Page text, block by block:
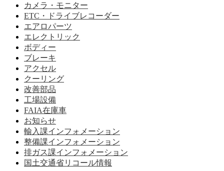
カメラ・モニター
ETC・ドライブレコーダー
エアロパーツ
エレクトリック
ボディー
ブレーキ
アクセル
クーリング
改善部品
工場設備
FAIA在庫車
お知らせ
輸入課インフォメーション
整備課インフォメーション
排ガス課インフォメーション
国土交通省リコール情報